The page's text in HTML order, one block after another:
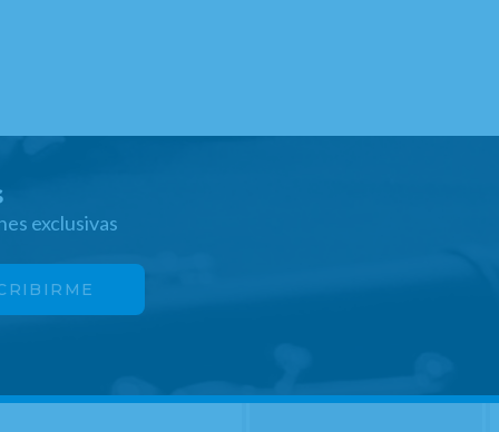
exclusivas